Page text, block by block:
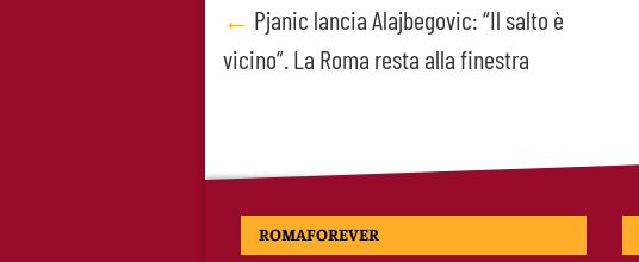
Post
navigation
← Pjanic lancia Alajbegovic: “Il salto è
vicino”. La Roma resta alla finestra
ROMAFOREVER